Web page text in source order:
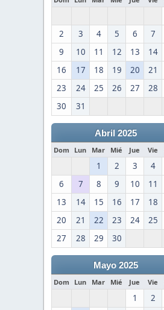
2
3 4 5 6 7
9
10 11 12 13 14
16
17 18 19 20 21
23
24 25 26 27 28
30
31
Abril 2025
Dom Lun Mar Mié Jue Vie
1 2 3 4
6
7 8 9 10 11
13
14 15 16 17 18
20
21 22 23 24 25
27
28 29 30
Mayo 2025
Dom Lun Mar Mié Jue Vie
1 2